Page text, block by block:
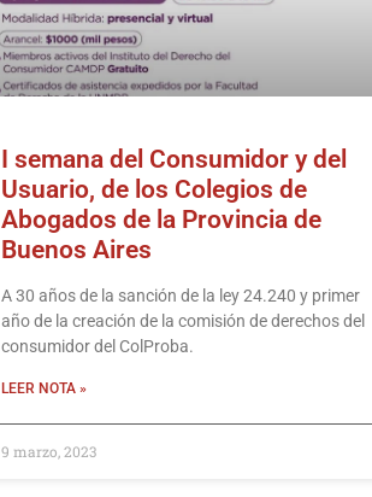
I semana del Consumidor y del
Usuario, de los Colegios de
Abogados de la Provincia de
Buenos Aires
A 30 años de la sanción de la ley 24.240 y primer
año de la creación de la comisión de derechos del
consumidor del ColProba.
LEER NOTA »
9 marzo, 2023